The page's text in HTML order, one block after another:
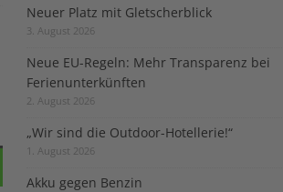
Neuer Platz mit Gletscherblick
3. August 2026
Neue EU-Regeln: Mehr Transparenz bei
Ferienunterkünften
2. August 2026
„Wir sind die Outdoor-Hotellerie!“
1. August 2026
Akku gegen Benzin